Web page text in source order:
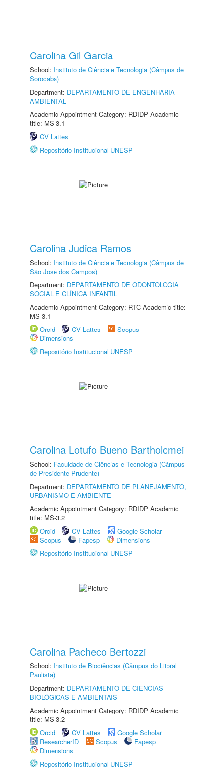
Carolina Gil Garcia
School: Instituto de Ciência e Tecnologia (Câmpus de
Sorocaba)
Department: DEPARTAMENTO DE ENGENHARIA
AMBIENTAL
Academic Appointment Category: RDIDP Academic
title: MS-3.1
CV Lattes
Repositório Institucional UNESP
Carolina Judica Ramos
School: Instituto de Ciência e Tecnologia (Câmpus de
São José dos Campos)
Department: DEPARTAMENTO DE ODONTOLOGIA
SOCIAL E CLÍNICA INFANTIL
Academic Appointment Category: RTC Academic title:
MS-3.1
Orcid
CV Lattes
Scopus
Dimensions
Repositório Institucional UNESP
Carolina Lotufo Bueno Bartholomei
School: Faculdade de Ciências e Tecnologia (Câmpus
de Presidente Prudente)
Department: DEPARTAMENTO DE PLANEJAMENTO,
URBANISMO E AMBIENTE
Academic Appointment Category: RDIDP Academic
title: MS-3.2
Orcid
CV Lattes
Google Scholar
Scopus
Fapesp
Dimensions
Repositório Institucional UNESP
Carolina Pacheco Bertozzi
School: Instituto de Biociências (Câmpus do Litoral
Paulista)
Department: DEPARTAMENTO DE CIÊNCIAS
BIOLÓGICAS E AMBIENTAIS
Academic Appointment Category: RDIDP Academic
title: MS-3.2
Orcid
CV Lattes
Google Scholar
ResearcherID
Scopus
Fapesp
Dimensions
Repositório Institucional UNESP